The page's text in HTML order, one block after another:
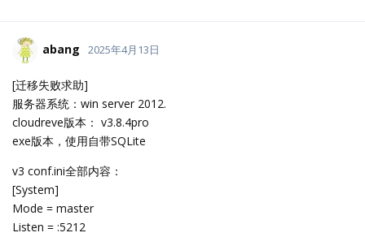
abang 2025年4月13日
[迁移失败求助]
服务器系统：win server 2012.
cloudreve版本： v3.8.4pro
exe版本，使用自带SQLite
v3 conf.ini全部内容：
[System]
Mode = master
Listen = :5212